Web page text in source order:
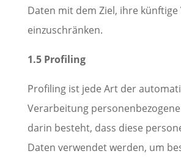
Daten mit dem Ziel, ihre
einzuschränken.
1.5 Profiling
Profiling ist jede Art der
Verarbeitung
darin besteht, dass diese
Daten verwendet werden, um